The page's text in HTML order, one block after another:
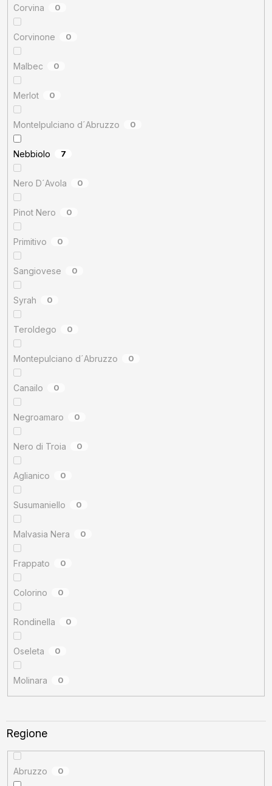
Corvina 0
Corvinone 0
Malbec 0
Merlot 0
Montelpulciano d´Abruzzo 0
Nebbiolo 7
Nero D´Avola 0
Pinot Nero 0
Primitivo 0
Sangiovese 0
Syrah 0
Teroldego 0
Montepulciano d´Abruzzo 0
Canailo 0
Negroamaro 0
Nero di Troia 0
Aglianico 0
Susumaniello 0
Malvasia Nera 0
Frappato 0
Colorino 0
Rondinella 0
Oseleta 0
Molinara 0
Regione
Abruzzo 0